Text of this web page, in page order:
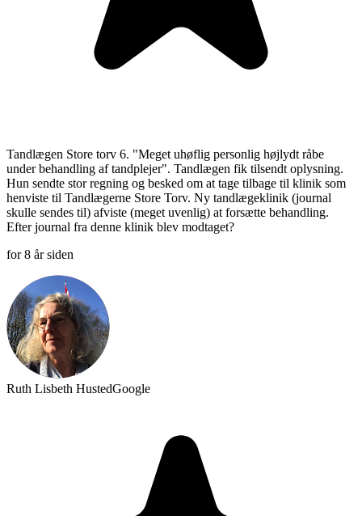
Tandlægen Store torv 6. "Meget uhøflig personlig højlydt råbe
under behandling af tandplejer". Tandlægen fik tilsendt oplysning.
Hun sendte stor regning og besked om at tage tilbage til klinik som
henviste til Tandlægerne Store Torv. Ny tandlægeklinik (journal
skulle sendes til) afviste (meget uvenlig) at forsætte behandling.
Efter journal fra denne klinik blev modtaget?
for 8 år siden
Ruth Lisbeth HustedGoogle